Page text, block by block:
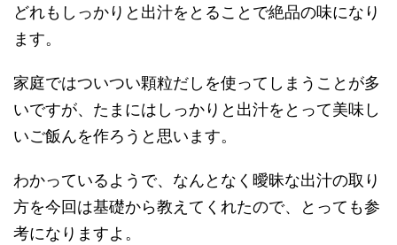
どれもしっかりと出汁をとることで絶品の味になり
ます。
家庭ではついつい顆粒だしを使ってしまうことが多
いですが、たまにはしっかりと出汁をとって美味し
いご飯んを作ろうと思います。
わかっているようで、なんとなく曖昧な出汁の取り
方を今回は基礎から教えてくれたので、とっても参
考になりますよ。